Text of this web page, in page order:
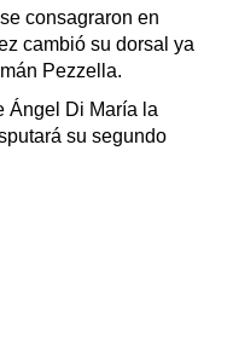
consagraron en
cambió su dorsal ya
Pezzella.
Ángel Di María la
su segundo